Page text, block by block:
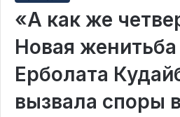
«А как же
Новая женитьба
Ерболата
вызвала споры